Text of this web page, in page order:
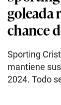
goleada
chance
Sporting
mantiene
2024. Todo